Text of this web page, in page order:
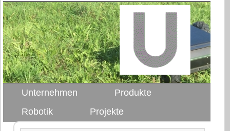
Unternehmen
Produkte
Robotik
Projekte